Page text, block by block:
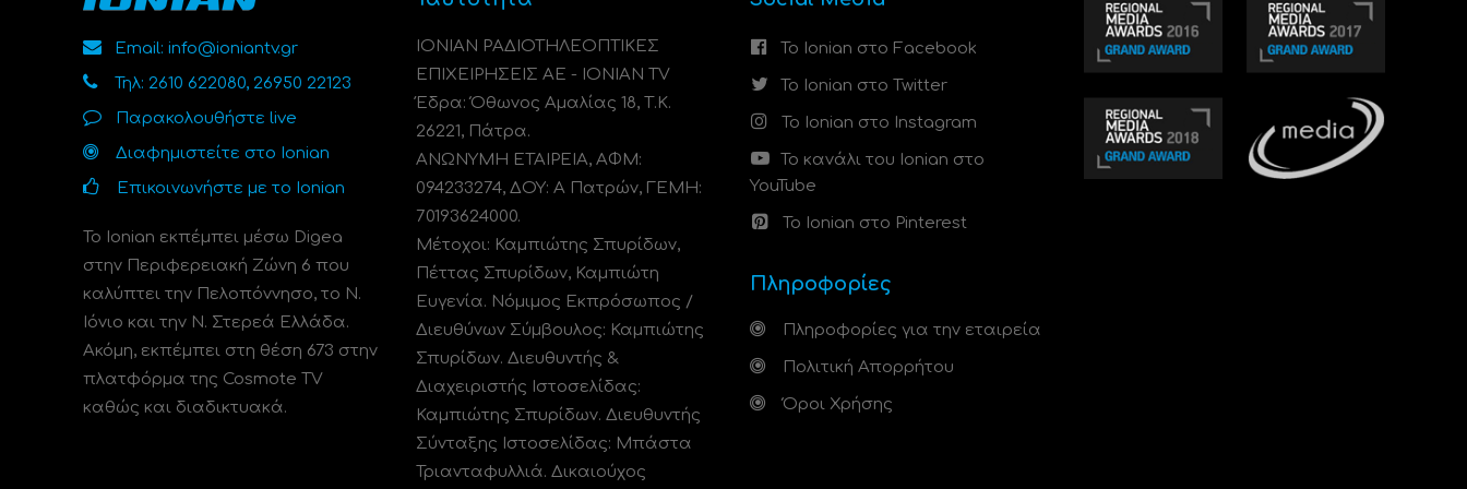
Email: info@ioniantv.gr
Τηλ: 2610 622080, 26950 22123
Παρακολουθήστε live
Διαφημιστείτε στο Ionian
Επικοινωνήστε με το Ionian
Το Ionian εκπέμπει μέσω Digea
στην Περιφερειακή Ζώνη 6 που
καλύπτει την Πελοπόννησο, το N.
Ιόνιο και την Ν. Στερεά Ελλάδα.
Ακόμη, εκπέμπει στη θέση 673 στην
πλατφόρμα της Cosmote TV
καθώς και διαδικτυακά.
ΙΟΝΙΑΝ ΡΑΔΙΟΤΗΛΕΟΠΤΙΚΕΣ
ΕΠΙΧΕΙΡΗΣΕΙΣ ΑΕ - IONIAN TV
Έδρα: Όθωνος Αμαλίας 18, Τ.Κ.
26221, Πάτρα.
ΑΝΩΝΥΜΗ ΕΤΑΙΡΕΙΑ, ΑΦΜ:
094233274, ΔΟΥ: A Πατρών, ΓΕΜΗ:
70193624000.
Μέτοχοι: Καμπιώτης Σπυρίδων,
Πέττας Σπυρίδων, Καμπιώτη
Ευγενία. Νόμιμος Εκπρόσωπος /
Διευθύνων Σύμβουλος: Καμπιώτης
Σπυρίδων. Διευθυντής &
Διαχειριστής Ιστοσελίδας:
Καμπιώτης Σπυρίδων. Διευθυντής
Σύνταξης Ιστοσελίδας: Μπάστα
Τριανταφυλλιά. Δικαιούχος
Το Ionian στο Facebook
Το Ionian στο Twitter
Το Ionian στο Instagram
Το κανάλι του Ionian στο
YouTube
Το Ionian στο Pinterest
Πληροφορίες
Πληροφορίες για την εταιρεία
Πολιτική Απορρήτου
Όροι Χρήσης